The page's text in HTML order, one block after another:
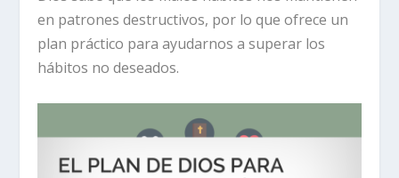
en patrones destructivos, por lo que ofrece un
plan práctico para ayudarnos a superar los
hábitos no deseados.